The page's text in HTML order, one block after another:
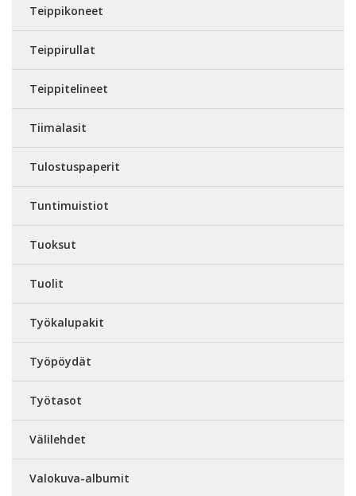
Teippikoneet
Teippirullat
Teippitelineet
Tiimalasit
Tulostuspaperit
Tuntimuistiot
Tuoksut
Tuolit
Työkalupakit
Työpöydät
Työtasot
Välilehdet
Valokuva-albumit